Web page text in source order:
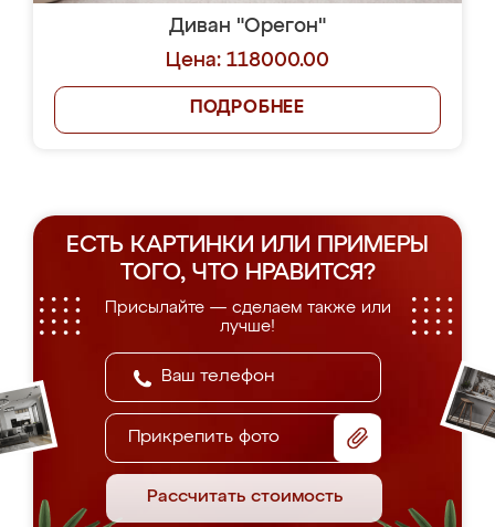
Диван "Орегон"
Цена: 118000.00
ПОДРОБНЕЕ
ЕСТЬ КАРТИНКИ ИЛИ ПРИМЕРЫ
ТОГО, ЧТО НРАВИТСЯ?
Присылайте — сделаем также или
лучше!
Прикрепить фото
Рассчитать стоимость